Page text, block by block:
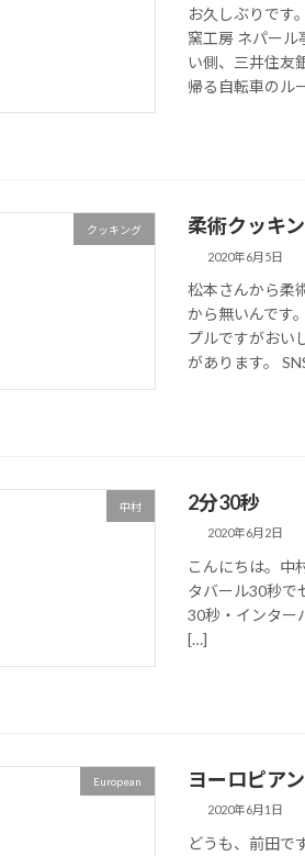
お久しぶりです
窯工房 ネパール
い側、三井住友
帰る自転車のル
クッキング 柔術クッキ
2020年6月5日
松本さんから柔
から無いんです
プルですがおい
があります。
中村 2分30秒
2020年6月2日
こんにちは。中
タバール30秒で
30秒・インター
[…]
European ヨーロピア
2020年6月1日
どうも、前田で